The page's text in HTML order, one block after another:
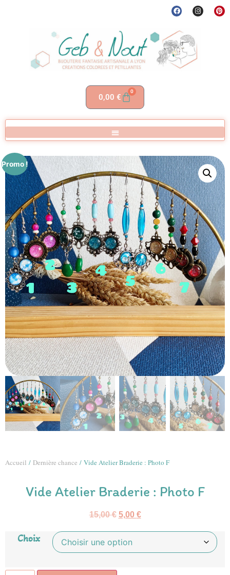
0,00 €
0
Promo !
Accueil / Dernière chance / Vide Atelier Braderie : Photo F
Vide Atelier Braderie : Photo F
15,00€ 5,00 €
Choix